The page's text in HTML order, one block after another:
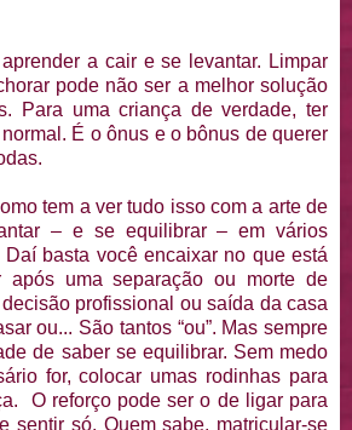
a cair e se levantar. Limpar
pode não ser a melhor solução
Para uma criança de verdade, ter
É o ônus e o bônus de querer
tem a ver tudo isso com a arte de
– e se equilibrar – em vários
Daí basta você encaixar no que está
após uma separação ou morte de
profissional ou saída da casa
ou... São tantos “ou”. Mas sempre
de saber se equilibrar. Sem medo
for, colocar umas rodinhas para
O reforço pode ser o de ligar para
sentir só. Quem sabe, matricular-se